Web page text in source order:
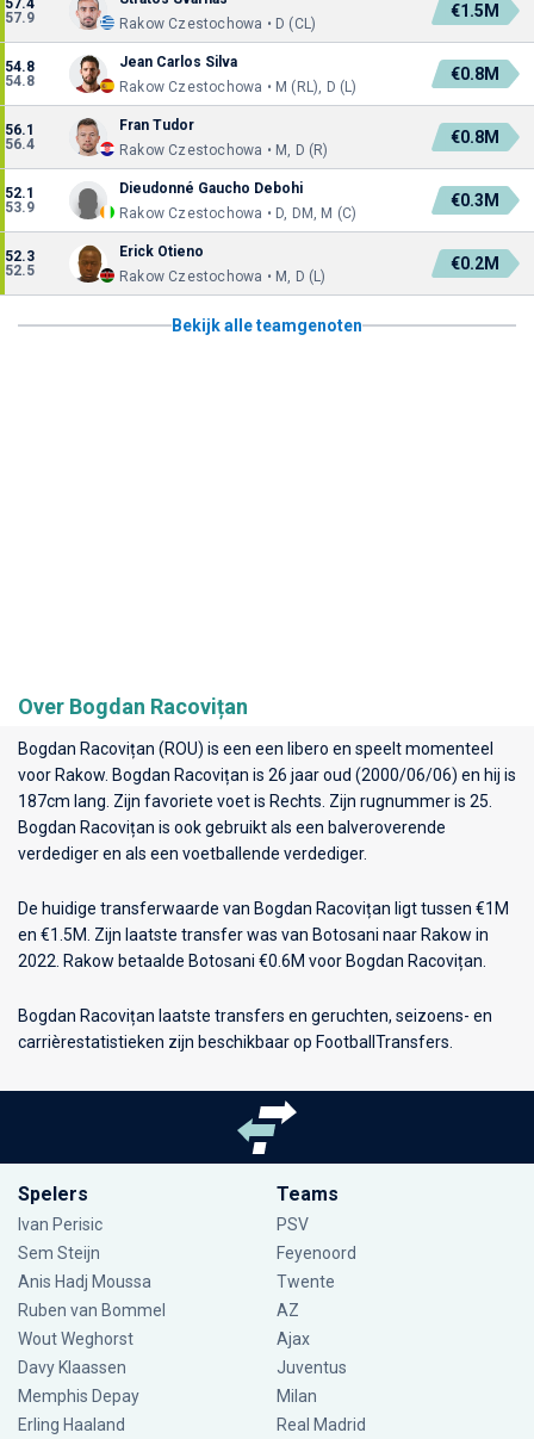
57.9
Rakow Czestochowa • D (CL)
€1.5M
54.8
54.8
Jean Carlos Silva
Rakow Czestochowa • M (RL), D (L)
€0.8M
56.1
56.4
Fran Tudor
Rakow Czestochowa • M, D (R)
€0.8M
52.1
53.9
Dieudonné Gaucho Debohi
Rakow Czestochowa • D, DM, M (C)
€0.3M
52.3
52.5
Erick Otieno
Rakow Czestochowa • M, D (L)
€0.2M
Bekijk alle teamgenoten
Over Bogdan Racovițan
Bogdan Racovițan (ROU) is een een libero en speelt momenteel
voor Rakow . Bogdan Racovițan is 26 jaar oud (2000/06/06) en hij is
187cm lang. Zijn favoriete voet is Rechts. Zijn rugnummer is 25.
Bogdan Racovițan is ook gebruikt als een balveroverende
verdediger en als een voetballende verdediger.
De huidige transferwaarde van Bogdan Racovițan ligt tussen €1M
en €1.5M. Zijn laatste transfer was van Botosani naar Rakow in
2022. Rakow betaalde Botosani €0.6M voor Bogdan Racovițan.
Bogdan Racovițan laatste transfers en geruchten, seizoens- en
carrièrestatistieken zijn beschikbaar op FootballTransfers.
Spelers
Ivan Perisic
Sem Steijn
Anis Hadj Moussa
Ruben van Bommel
Wout Weghorst
Davy Klaassen
Memphis Depay
Erling Haaland
Teams
PSV
Feyenoord
Twente
AZ
Ajax
Juventus
Milan
Real Madrid